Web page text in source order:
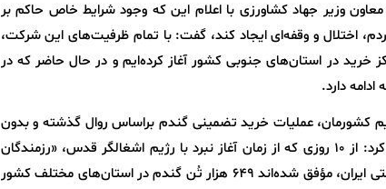
وزیر جهاد کشاورزی با اعلام این که وجود شرایط خاص حاکم بر
اختلال و وقفه‌ای ایجاد کند، گفت: با تمام ظرفیت‌های این شرکت،
خرید در استان‌های جنوبی کشور آغاز کرده‌ایم و در حال حاضر که در
دارد.
کشورمان، عملیات خرید تضمینی گندم براساس روال گذشته و بدون
یک ساعت تأخیر و توقف در سراسر کشور جریان دارد، اظهار کرد: از ۱۰ روزی که از زمان آغاز نبرد با رژیم اشغالگر قدس، «رزمندگان
اقتصادی کشور» در وزارت جهاد کشاورزی و شرکت بازرگانی دولتی ایران، مؤفق شده‌اند ۶۴۹ هزار تُن گندم در استان‌های مختلف کشور